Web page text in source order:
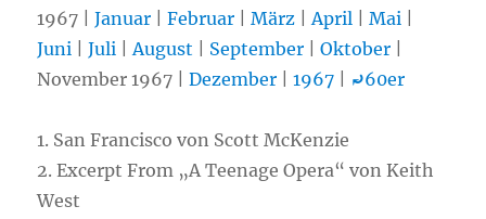
1967 |Januar |Februar |März |April |Mai
Juni |Juli |August September |Oktober
November 1967 |Dezember |1967 ⤾60er
1. San Francisco von Scott McKenzie
2. Excerpt From „A Teenage Opera“ von Keith
West